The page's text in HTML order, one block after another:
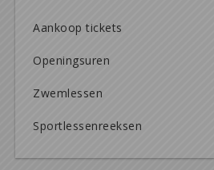
Aankoop tickets
Openingsuren
Zwemlessen
Sportlessenreeksen